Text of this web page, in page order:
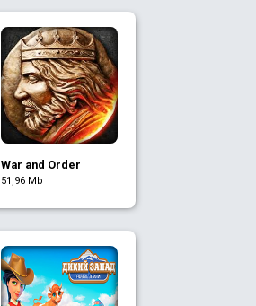
War and Order
51,96 Mb